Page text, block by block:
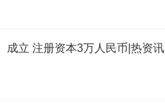
成立 注册资本3万人民币|热资讯